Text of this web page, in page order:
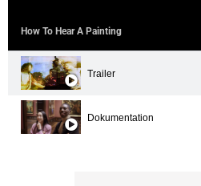
How To Hear A Painting
Trailer
Dokumentation